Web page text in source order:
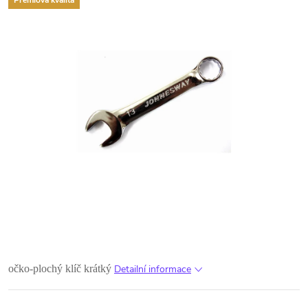
očko-plochý klíč krátký Detailní informace